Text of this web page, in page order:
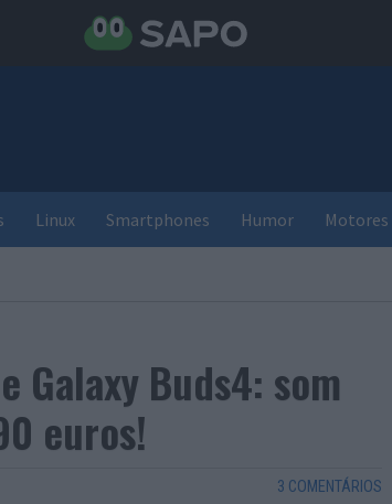
Linux Smartphones Humor Motores
Galaxy Buds4: som
euros!
3 COMENTÁRIOS